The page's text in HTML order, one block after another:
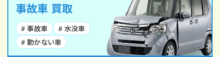
事故車 買取
# 事故車
# 水没車
# 動かない車